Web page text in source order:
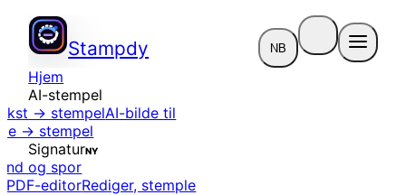
Stampdy NB
Hjem
AI-stempel
→ stempelAI-bilde til
→ stempel
SignaturNY
og spor
PDF-editorRediger, stemple